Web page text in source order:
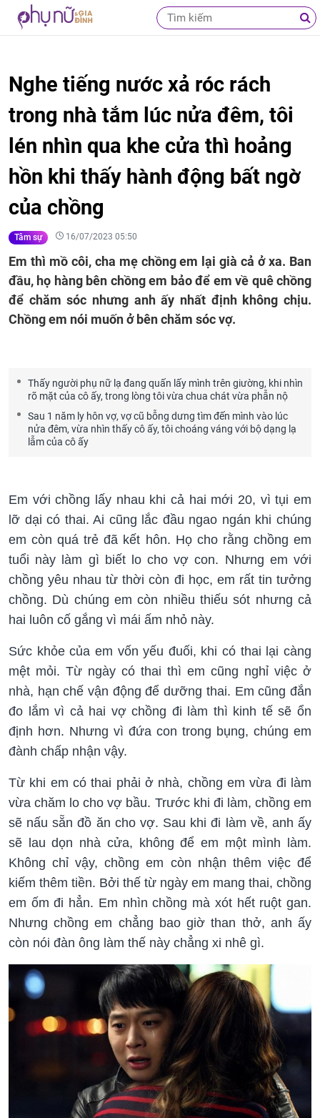
Nghe tiếng nước xả róc rách
trong nhà tắm lúc nửa đêm, tôi
lén nhìn qua khe cửa thì hoảng
hồn khi thấy hành động bất ngờ
của chồng
Tâm sự 16/07/2023 05:50
Em thì mồ côi, cha mẹ chồng em lại già cả ở xa. Ban
đầu, họ hàng bên chồng em bảo để em về quê chồng
để chăm sóc nhưng anh ấy nhất định không chịu.
Chồng em nói muốn ở bên chăm sóc vợ.
Thấy người phụ nữ lạ đang quấn lấy mình trên giường, khi nhìn
rõ mặt của cô ấy, trong lòng tôi vừa chua chát vừa phẫn nộ
Sau 1 năm ly hôn vợ, vợ cũ bỗng dưng tìm đến mình vào lúc
nửa đêm, vừa nhìn thấy cô ấy, tôi choáng váng với bộ dạng lạ
lẫm của cô ấy
Em với chồng lấy nhau khi cả hai mới 20, vì tụi em
lỡ dại có thai. Ai cũng lắc đầu ngao ngán khi chúng
em còn quá trẻ đã kết hôn. Họ cho rằng chồng em
tuổi này làm gì biết lo cho vợ con. Nhưng em với
chồng yêu nhau từ thời còn đi học, em rất tin tưởng
chồng. Dù chúng em còn nhiều thiếu sót nhưng cả
hai luôn cố gắng vì mái ấm nhỏ này.
Sức khỏe của em vốn yếu đuối, khi có thai lại càng
mệt mỏi. Từ ngày có thai thì em cũng nghỉ việc ở
nhà, hạn chế vận động để dưỡng thai. Em cũng đắn
đo lắm vì cả hai vợ chồng đi làm thì kinh tế sẽ ổn
định hơn. Nhưng vì đứa con trong bụng, chúng em
đành chấp nhận vậy.
Từ khi em có thai phải ở nhà, chồng em vừa đi làm
vừa chăm lo cho vợ bầu. Trước khi đi làm, chồng em
sẽ nấu sẵn đồ ăn cho vợ. Sau khi đi làm về, anh ấy
sẽ lau dọn nhà cửa, không để em một mình làm.
Không chỉ vậy, chồng em còn nhận thêm việc để
kiếm thêm tiền. Bởi thế từ ngày em mang thai, chồng
em ốm đi hẳn. Em nhìn chồng mà xót hết ruột gan.
Nhưng chồng em chẳng bao giờ than thở, anh ấy
còn nói đàn ông làm thế này chẳng xi nhê gì.